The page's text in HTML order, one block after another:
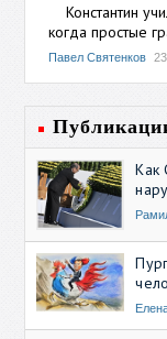
Константин
когда простые
Павел Святенков
Как